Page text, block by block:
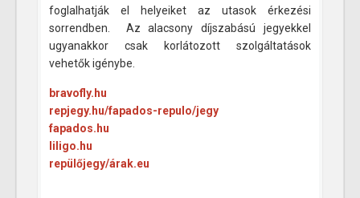
foglalhatják el helyeiket az utasok érkezési
sorrendben. Az alacsony díjszabású jegyekkel
ugyanakkor csak korlátozott szolgáltatások
vehetők igénybe.
bravofly.hu
repjegy.hu/fapados-repulo/jegy
fapados.hu
liligo.hu
repülőjegy/árak.eu